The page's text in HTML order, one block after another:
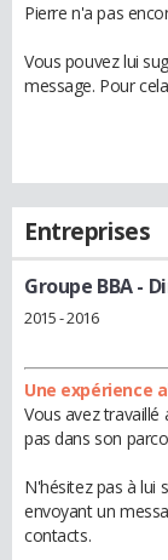
Pierre n'a pas
Vous pouvez lui
message. Pour
Entreprises
Groupe BBA-
2015 - 2016
Une expérience
Vous avez travaillé
pas dans son
N'hésitez pas à lui
envoyant un
contacts.